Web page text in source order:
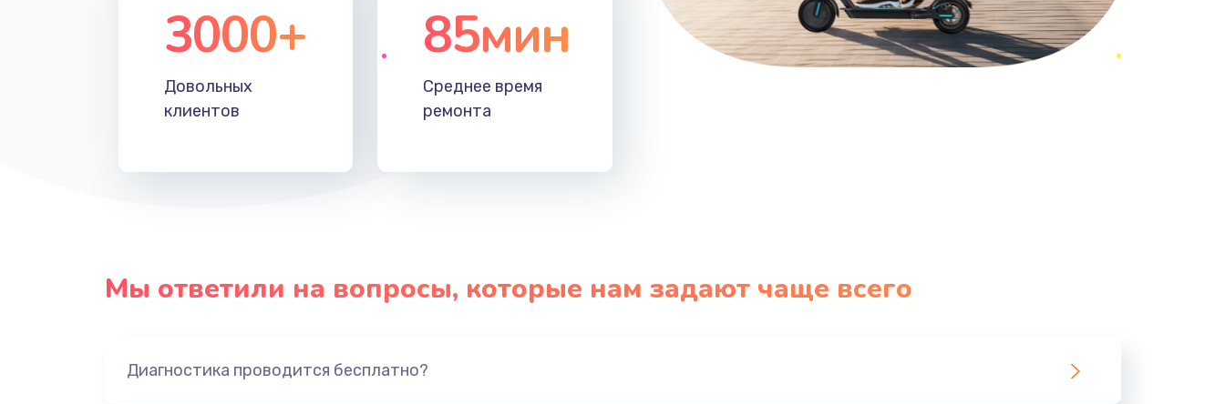
3000+
Довольных
клиентов
85мин
Среднее время
ремонта
Мы ответили на вопросы, которые нам задают чаще всего
Диагностика проводится бесплатно?